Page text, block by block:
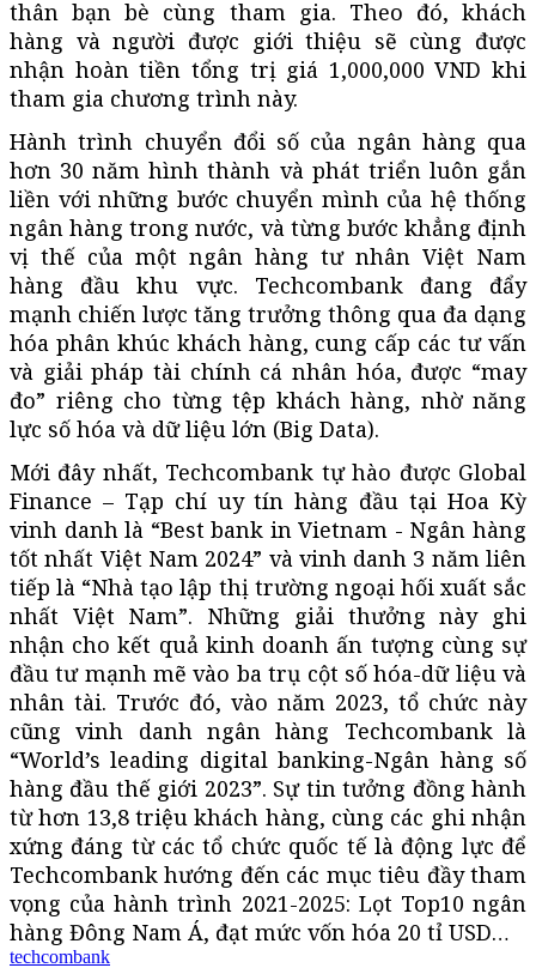
thân bạn bè cùng tham gia. Theo đó, khách
hàng và người được giới thiệu sẽ cùng được
nhận hoàn tiền tổng trị giá 1,000,000 VND khi
tham gia chương trình này.
Hành trình chuyển đổi số của ngân hàng qua
hơn 30 năm hình thành và phát triển luôn gắn
liền với những bước chuyển mình của hệ thống
ngân hàng trong nước, và từng bước khẳng định
vị thế của một ngân hàng tư nhân Việt Nam
hàng đầu khu vực. Techcombank đang đẩy
mạnh chiến lược tăng trưởng thông qua đa dạng
hóa phân khúc khách hàng, cung cấp các tư vấn
và giải pháp tài chính cá nhân hóa, được “may
đo” riêng cho từng tệp khách hàng, nhờ năng
lực số hóa và dữ liệu lớn (Big Data).
Mới đây nhất, Techcombank tự hào được Global
Finance – Tạp chí uy tín hàng đầu tại Hoa Kỳ
vinh danh là “Best bank in Vietnam - Ngân hàng
tốt nhất Việt Nam 2024” và vinh danh 3 năm liên
tiếp là “Nhà tạo lập thị trường ngoại hối xuất sắc
nhất Việt Nam”. Những giải thưởng này ghi
nhận cho kết quả kinh doanh ấn tượng cùng sự
đầu tư mạnh mẽ vào ba trụ cột số hóa-dữ liệu và
nhân tài. Trước đó, vào năm 2023, tổ chức này
cũng vinh danh ngân hàng Techcombank là
“World’s leading digital banking-Ngân hàng số
hàng đầu thế giới 2023”. Sự tin tưởng đồng hành
từ hơn 13,8 triệu khách hàng, cùng các ghi nhận
xứng đáng từ các tổ chức quốc tế là động lực để
Techcombank hướng đến các mục tiêu đầy tham
vọng của hành trình 2021-2025: Lọt Top10 ngân
hàng Đông Nam Á, đạt mức vốn hóa 20 tỉ USD…
techcombank